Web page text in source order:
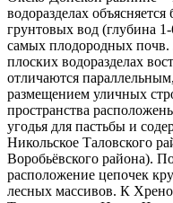
водоразделах
грунтовых вод (глубина
самых плодородных почв.
плоских водоразделах
отличаются
размещением уличных
пространства
угодья для пастьбы и
Никольское Таловского
Воробьёвского района).
расположение цепочек
лесных массивов. К